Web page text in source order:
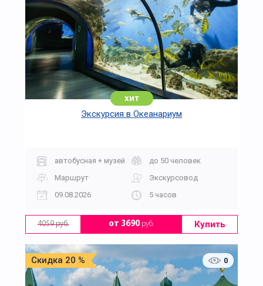
хит
Экскурсия в Океанариум
автобусная + музей
до 50 человек
Маршрут
Экскурсовод
09.08.2026
5 часов
4059 руб. от 3690руб. Купить
Скидка 20 % 0